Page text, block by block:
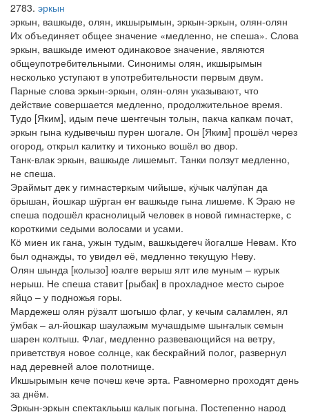
2783 эркын
эркын, вашкыде, олян, икшырымын, эркын-эркын, олян-олян
Их объединяет общее значение «медленно, не спеша». Слова
эркын, вашкыде имеют одинаковое значение, являются
общеупотребительными. Синонимы олян, икшырымын
несколько уступают в употребительности первым двум.
Парные слова эркын-эркын, олян-олян указывают, что
действие совершается медленно, продолжительное время.
Тудо [Яким], идым пече шеҥгечын толын, пакча капкам почат,
эркын гына кудывечыш пурен шогале. Он [Яким] прошёл через
огород, открыл калитку и тихонько вошёл во двор.
Танк-влак эркын, вашкыде лишемыт. Танки ползут медленно,
не спеша.
Эраймыт дек у гимнастеркым чийыше, кӱчык чалӱпан да
ӧрышан, йошкар шӱрган еҥ вашкыде гына лишеме. К Эраю не
спеша подошёл краснолицый человек в новой гимнастерке, с
короткими седыми волосами и усами.
Кӧ миен ик гана, ужын тудым, вашкыдегеч йогалше Невам. Кто
был однажды, то увидел её, медленно текущую Неву.
Олян шында [колызо] юалге верыш ялт иле муным – курык
нерыш. Не спеша ставит [рыбак] в прохладное место сырое
яйцо – у подножья горы.
Мардежеш олян рӱзалт шогышо флаг, у кечым саламлен, ял
ӱмбак – ал-йошкар шаулажым мучашдыме шыҥалык семын
шарен колтыш. Флаг, медленно развевающийся на ветру,
приветствуя новое солнце, как бескрайний полог, развернул
над деревней алое полотнище.
Икшырымын кече почеш кече эрта. Равномерно проходят день
за днём.
Эркын-эркын спектакльыш калык погына. Постепенно народ